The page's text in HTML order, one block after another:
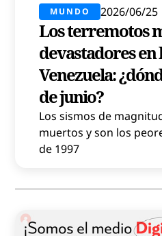
MUNDO 2026/06/25
Los terremotos
devastadores en
Venezuela:
de junio?
Los sismos de
muertos y son los
de 1997